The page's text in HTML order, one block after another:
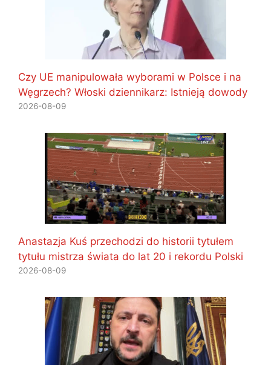
Czy UE manipulowała wyborami w Polsce i na
Węgrzech? Włoski dziennikarz: Istnieją dowody
2026-08-09
Anastazja Kuś przechodzi do historii tytułem
tytułu mistrza świata do lat 20 i rekordu Polski
2026-08-09